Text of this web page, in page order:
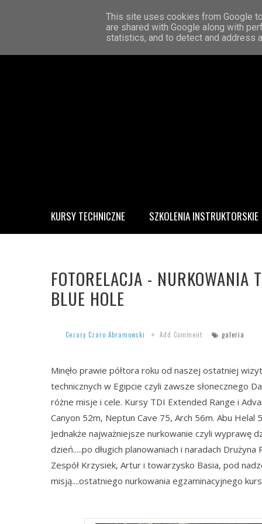
KONTAKT O MNIE
KURSY TECHNICZNE SZKOLENIA INSTRUKTORSKIE
FOTORELACJA - NURKOWANIA
BLUE HOLE
Cezary Czaro Abramowski Add Comment galeria
Minęło prawie półtora roku od naszej ostatniej
technicznych w Egipcie czyli zawsze słonecznego
różne misje i cele. Kursy TDI Extended Range i
Canyon 52m, Neptun Cave 75, Arch 56m. Abu Helal
Jednakże najważniejsze nurkowanie czyli wyprawę
dzień.....po długich planowaniach i naradach Drużyna
Zespół Krzysiek, Artur i towarzysko Basia, pod
misją....ostatniego nurkowania egzaminacyjnego
This site uses cookies from Google
are shared with Google along with
statistics, and to detect and address